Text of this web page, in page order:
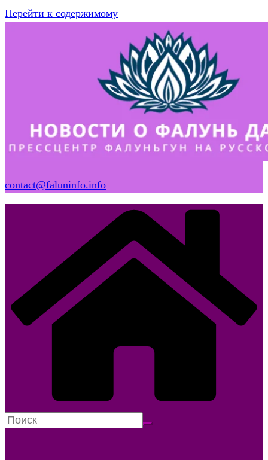
Перейти к содержимому
contact@faluninfo.info